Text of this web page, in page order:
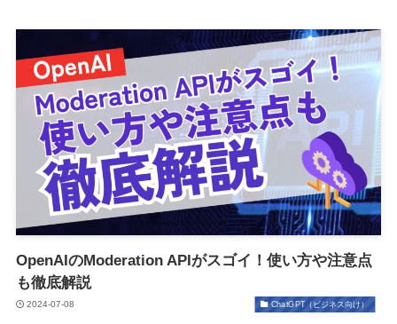
OpenAIのModeration APIがスゴイ！使い方や注意点
も徹底解説
2024-07-08 ChatGPT（ビジネス向け）